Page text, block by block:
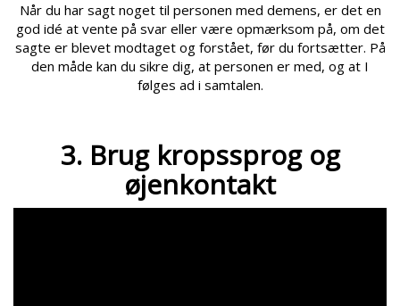
Når du har sagt noget til personen med demens, er det en
god idé at vente på svar eller være opmærksom på, om det
sagte er blevet modtaget og forstået, før du fortsætter. På
den måde kan du sikre dig, at personen er med, og at I
følges ad i samtalen.
3. Brug kropssprog og
øjenkontakt